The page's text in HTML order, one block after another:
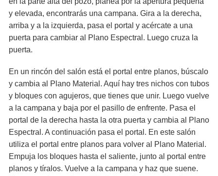
y elevada, encontrarás una campana. Gira a la derecha,
arriba y a la izquierda, pasa el portal y acércate a una
puerta para cambiar al Plano Espectral. Luego cruza la
puerta.
En un rincón del salón está el portal entre planos, búscalo
y cambia al Plano Material. Aquí hay tres nichos con tubos
y bloques con agujeros, que tienes que unir. Luego vuelve
a la campana y baja por el pasillo de enfrente. Pasa el
portal de la derecha hasta la otra puerta y cambia al Plano
Espectral. A continuación pasa el portal. En este salón
utiliza el portal entre planos para volver al Plano Material.
Empuja los bloques hasta el saliente, junto al portal entre
planos y tíralos. Vuelve a la campana y haz que suene.